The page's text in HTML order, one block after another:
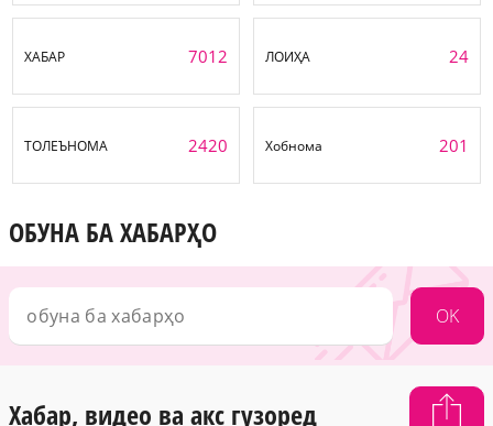
ХАБАР 7012 ЛОИҲА 24
ТОЛЕЪНОМА 2420 Хобнома 201
ОБУНА БА ХАБАРҲО
OK
Хабар, видео ва акс гузоред